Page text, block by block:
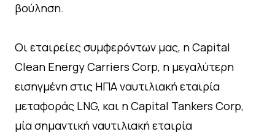
βούληση.
Οι εταιρείες συμφερόντων μας, η Capital
Clean Energy Carriers Corp, η μεγαλύτερη
εισηγμένη στις ΗΠΑ ναυτιλιακή εταιρία
μεταφοράς LNG, και η Capital Tankers Corp,
μία σημαντική ναυτιλιακή εταιρία